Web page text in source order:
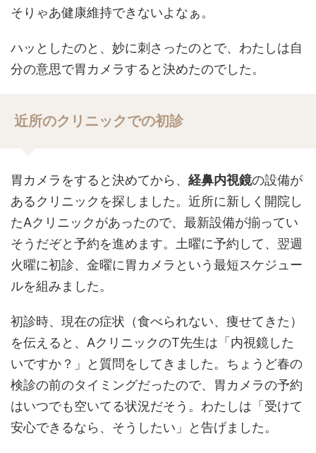
そりゃあ健康維持できないよなぁ。
ハッとしたのと、妙に刺さったのとで、わたしは自
分の意思で胃カメラすると決めたのでした。
近所のクリニックでの初診
胃カメラをすると決めてから、 経鼻内視鏡の設備が
あるクリニックを探しました。近所に新しく開院し
たAクリニックがあったので、最新設備が揃ってい
そうだぞと予約を進めます。土曜に予約して、翌週
火曜に初診、金曜に胃カメラという最短スケジュー
ルを組みました。
初診時、現在の症状（食べられない、痩せてきた）
を伝えると、AクリニックのT先生は「内視鏡した
いですか？」と質問をしてきました。ちょうど春の
検診の前のタイミングだったので、胃カメラの予約
はいつでも空いてる状況だそう。わたしは「受けて
安心できるなら、そうしたい」と告げました。